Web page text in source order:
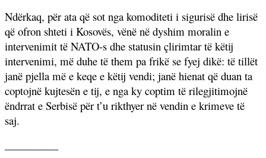
Ndërkaq, për ata që sot nga komoditeti i sigurisë dhe lirisë
që ofron shteti i Kosovës, vënë në dyshim moralin e
intervenimit të NATO-s dhe statusin çlirimtar të këtij
intervenimi, më duhe të them pa frikë se fyej dikë: të tillët
janë pjella më e keqe e këtij vendi; janë hienat që duan ta
coptojnë kujtesën e tij, e nga ky coptim të rilegjitimojnë
ëndrrat e Serbisë për t’u rikthyer në vendin e krimeve të
saj.